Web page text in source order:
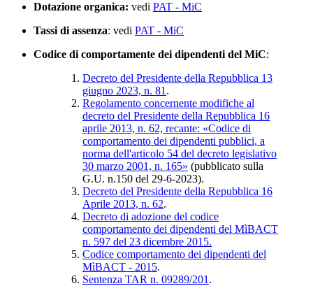
Dotazione organica: vedi PAT - MiC
Tassi di assenza: vedi PAT - MiC
Codice di comportamente dei dipendenti del MiC:
Decreto del Presidente della Repubblica 13
giugno 2023, n. 81 .
Regolamento concernente modifiche al
decreto del Presidente della Repubblica 16
aprile 2013, n. 62, recante: «Codice di
comportamento dei dipendenti pubblici, a
norma dell'articolo 54 del decreto legislativo
30 marzo 2001, n. 165» (pubblicato sulla
G.U. n.150 del 29-6-2023).
Decreto del Presidente della Repubblica 16
Aprile 2013, n. 62.
Decreto di adozione del codice
comportamento dei dipendenti del MìBACT
n. 597 del 23 dicembre 2015.
Codice comportamento dei dipendenti del
MìBACT - 2015.
Sentenza TAR n. 09289/201 .